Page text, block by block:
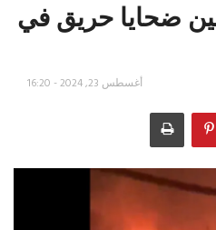
ضحايا حريق في
أغسطس 23, 2024 - 16:20